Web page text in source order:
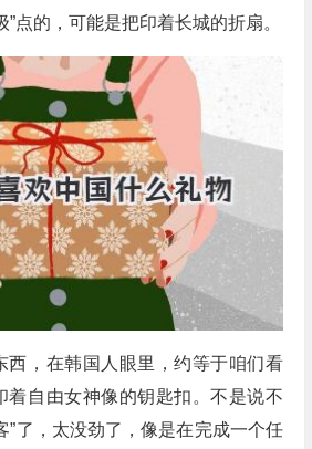
”点的，可能是把印着长城的折扇。
西，在韩国人眼里，约等于咱们看
着自由女神像的钥匙扣。不是说不
了，太没劲了，像是在完成一个任